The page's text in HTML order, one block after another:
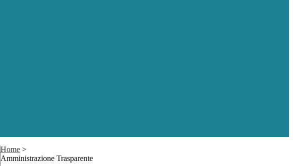
Home >
Amministrazione Trasparente